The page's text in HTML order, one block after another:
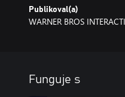
Publikoval(a)
WARNER BROS
Funguje s